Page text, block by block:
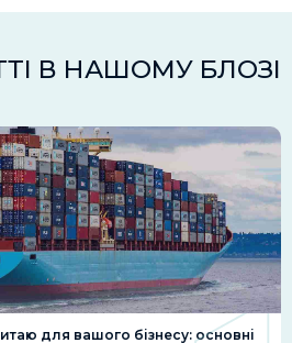
В НАШОМУ БЛОЗІ
для вашого бізнесу: основні